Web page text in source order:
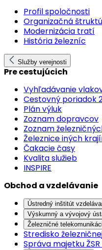
Profil spoločnosti
Organizačná
Modernizácia tratí
História železníc
Služby verejnosti
Pre cestujúcich
Vyhľadávanie
Cestovný poriadok
Plán výluk
Zoznam dopravcov
Zoznam
Železnice iných
Čakacie časy
Kvalita služieb
INSPIRE
Obchod a vzdelávanie
Ústredný inštitút
Výskumný a vývojový
Železničné
Stredisko
Správa majetku